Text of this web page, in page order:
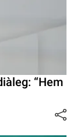
“Hem